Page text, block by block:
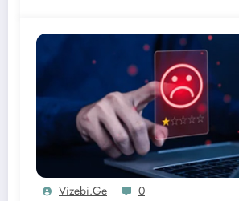
Vizebi.ge 0